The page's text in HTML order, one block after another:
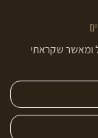
ומאשר שקראתי